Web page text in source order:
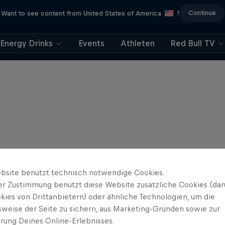
Want to see content from United States of America ? Continue
Energy Drinks Events Athleten Red Bull TV
benutzt technisch notwendige Cookies.
Zustimmung benutzt diese Website zusätzliche Cookies
von Drittanbietern) oder ähnliche Technologien, um die
der Seite zu sichern, aus Marketing-Gründen sowie zur
Deines Online-Erlebnisses.